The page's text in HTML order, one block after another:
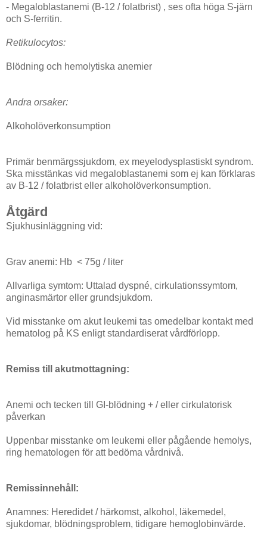
- Megaloblastanemi (B-12 / folatbrist) , ses ofta höga S-järn
och S-ferritin.
Retikulocytos:
Blödning och hemolytiska anemier
Andra orsaker:
Alkoholöverkonsumption
Primär benmärgssjukdom, ex meyelodysplastiskt syndrom.
Ska misstänkas vid megaloblastanemi som ej kan förklaras
av B-12 / folatbrist eller alkoholöverkonsumption.
Åtgärd
Sjukhusinläggning vid:
Grav anemi: Hb < 75g / liter
Allvarliga symtom: Uttalad dyspné, cirkulationssymtom,
anginasmärtor eller grundsjukdom.
Vid misstanke om akut leukemi tas omedelbar kontakt med
hematolog på KS enligt standardiserat vårdförlopp.
Remiss till akutmottagning:
Anemi och tecken till GI-blödning + / eller cirkulatorisk
påverkan
Uppenbar misstanke om leukemi eller pågående hemolys,
ring hematologen för att bedöma vårdnivå.
Remissinnehåll:
Anamnes: Heredidet / härkomst, alkohol, läkemedel,
sjukdomar, blödningsproblem, tidigare hemoglobinvärde.